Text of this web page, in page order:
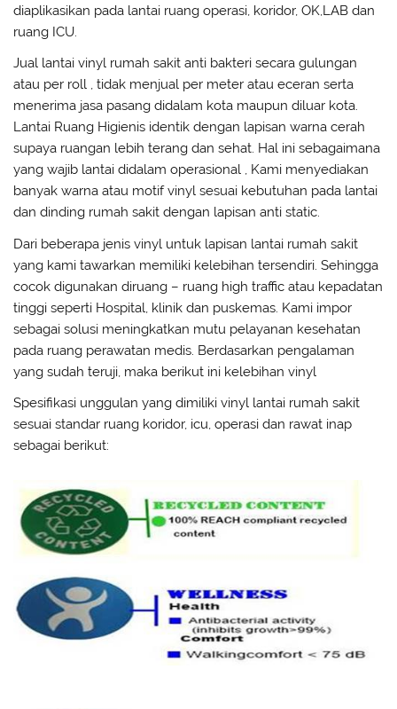
diaplikasikan pada lantai ruang operasi, koridor, OK,LAB dan
ruang ICU.
Jual lantai vinyl rumah sakit anti bakteri secara gulungan
atau per roll , tidak menjual per meter atau eceran serta
menerima jasa pasang didalam kota maupun diluar kota.
Lantai Ruang Higienis identik dengan lapisan warna cerah
supaya ruangan lebih terang dan sehat. Hal ini sebagaimana
yang wajib lantai didalam operasional , Kami menyediakan
banyak warna atau motif vinyl sesuai kebutuhan pada lantai
dan dinding rumah sakit dengan lapisan anti static.
Dari beberapa jenis vinyl untuk lapisan lantai rumah sakit
yang kami tawarkan memiliki kelebihan tersendiri. Sehingga
cocok digunakan diruang – ruang high traffic atau kepadatan
tinggi seperti Hospital, klinik dan puskemas. Kami impor
sebagai solusi meningkatkan mutu pelayanan kesehatan
pada ruang perawatan medis. Berdasarkan pengalaman
yang sudah teruji, maka berikut ini kelebihan vinyl
Spesifikasi unggulan yang dimiliki vinyl lantai rumah sakit
sesuai standar ruang koridor, icu, operasi dan rawat inap
sebagai berikut: